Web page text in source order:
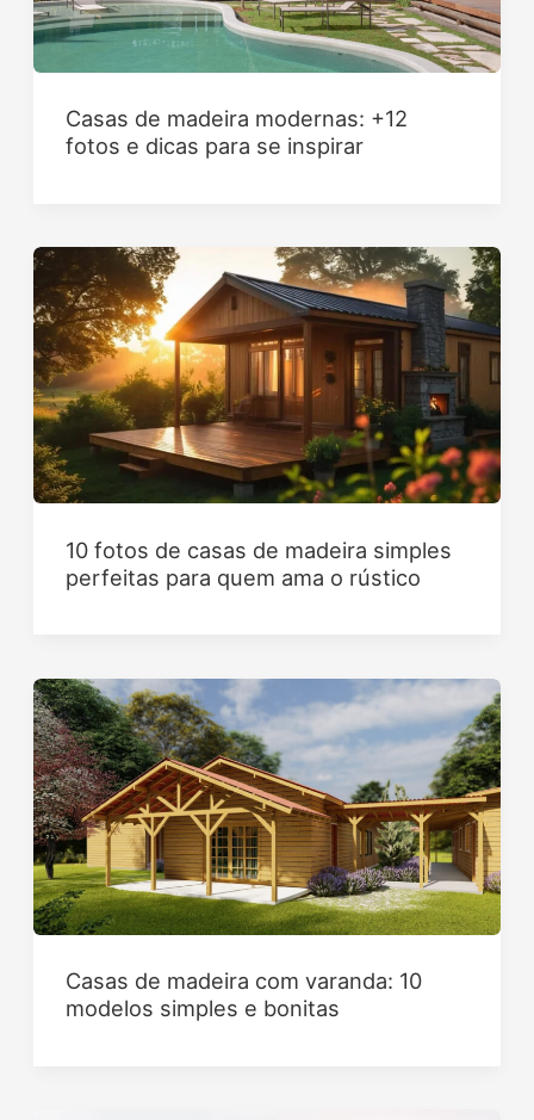
Casas de madeira modernas: +12
fotos e dicas para se inspirar
10 fotos de casas de madeira simples
perfeitas para quem ama o rústico
Casas de madeira com varanda: 10
modelos simples e bonitas